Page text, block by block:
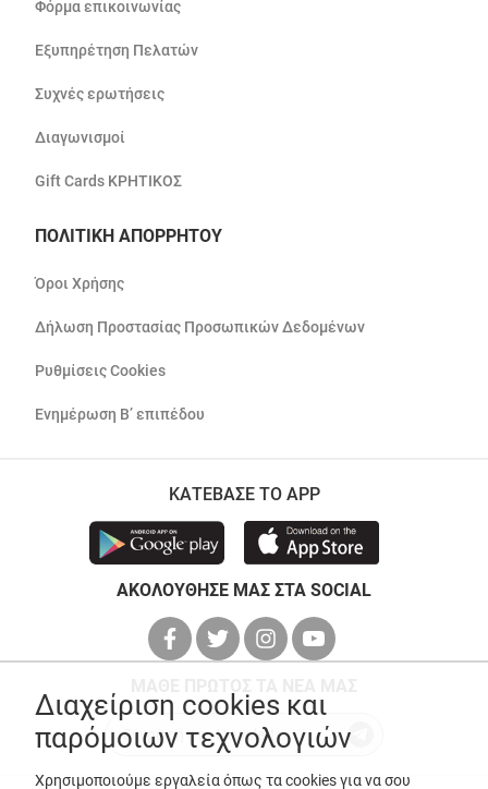
Φόρμα επικοινωνίας
Εξυπηρέτηση Πελατών
Συχνές ερωτήσεις
Διαγωνισμοί
Gift Cards ΚΡΗΤΙΚΟΣ
ΠΟΛΙΤΙΚΗ ΑΠΟΡΡΗΤΟΥ
Όροι Χρήσης
Δήλωση Προστασίας Προσωπικών Δεδομένων
Ρυθμίσεις Cookies
Ενημέρωση Β’ επιπέδου
ΚΑΤΕΒΑΣΕ ΤΟ APP
ΑΚΟΛΟΥΘΗΣΕ ΜΑΣ ΣΤΑ SOCIAL
Διαχείριση cookies και
παρόμοιων τεχνολογιών
Χρησιμοποιούμε εργαλεία όπως τα cookies για να σου